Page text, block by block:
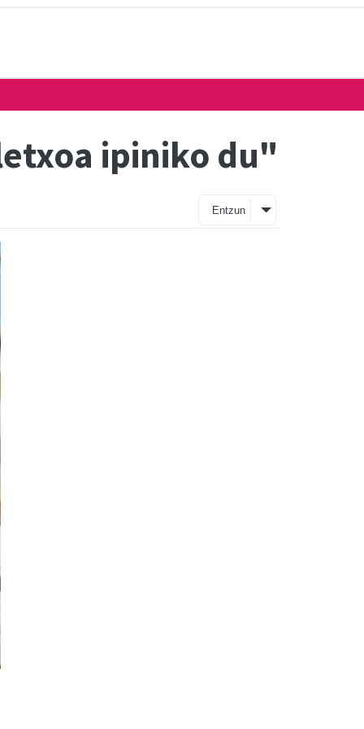
ipiniko du"
Entzun